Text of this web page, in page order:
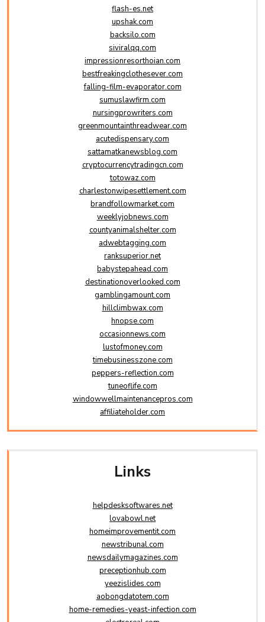
flash-es.net
upshak.com
backsilo.com
siviralqq.com
impressionresorthoian.com
bestfreakingclothesever.com
falling-film-evaporator.com
sumuslawfirm.com
nursingprowriters.com
greenmountainthreadwear.com
acutedispensary.com
sattamatkanewsblog.com
cryptocurrencytradingcn.com
totowaz.com
charlestonwipesettlement.com
brandfollowmarket.com
weeklyjobnews.com
countyanimalshelter.com
adwebtagging.com
ranksuperior.net
babystepahead.com
destinationoverlooked.com
gamblingamount.com
hillclimbwax.com
hnopse.com
occasionnews.com
lustofmoney.com
timebusinesszone.com
peppers-reflection.com
tuneoflife.com
windowwellmaintenancepros.com
affiliateholder.com
Links
helpdesksoftwares.net
lovabowl.net
homeimprovementit.com
newstribunal.com
newsdailymagazines.com
preceptionhub.com
yeezislides.com
aobongdatotem.com
home-remedies-yeast-infection.com